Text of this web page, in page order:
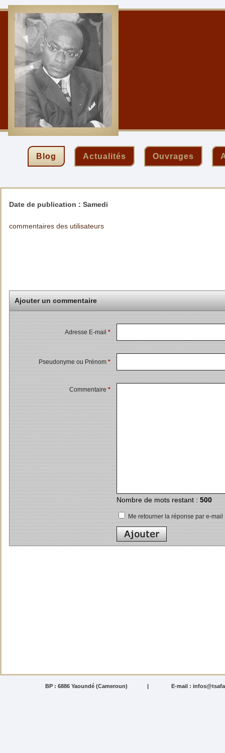
Blog Actualités Ouvrages
Date de publication : Samedi
commentaires des utilisateurs
Ajouter un commentaire
Adresse E-mail *
Pseudonyme ou Prénom *
Commentaire *
Nombre de mots restant : 500
Me retourner la réponse par e-mail
BP : 6886 Yaoundé (Cameroun) | E-mail :